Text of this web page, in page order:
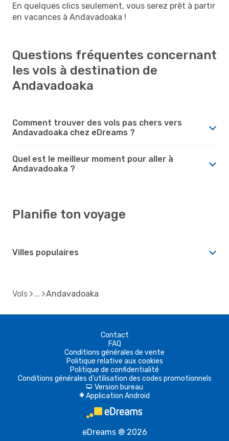
En quelques clics seulement, vous serez prêt à partir
en vacances à Andavadoaka !
Questions fréquentes concernant
les vols à destination de
Andavadoaka
Comment trouver des vols pas chers vers
Andavadoaka chez eDreams ?
Quel est le meilleur moment pour aller à
Andavadoaka ?
Planifie ton voyage
Villes populaires
Vols Andavadoaka
Contact
FAQ
Conditions générales de vente
Politique relative aux cookies
Politique de confidentialité
Conditions générales d'utilisation des codes promotionnels
d Version bureau
A Application Android
eDreams ® 2026